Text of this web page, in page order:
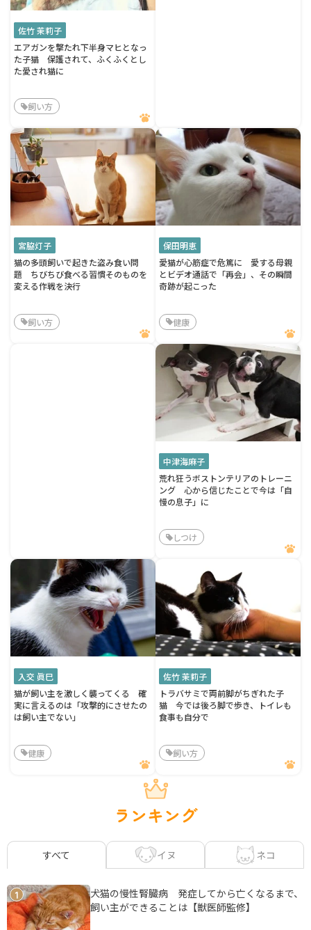
佐竹 茉莉子
エアガンを撃たれ下半身マヒとなっ
た子猫 保護されて、ふくふくとし
た愛され猫に
飼い方
宮脇灯子
猫の多頭飼いで起きた盗み食い問
題 ちびちび食べる習慣そのものを
変える作戦を決行
飼い方
保田明恵
愛猫が心筋症で危篤に 愛する母親
とビデオ通話で「再会」、その瞬間
奇跡が起こった
健康
中津海麻子
荒れ狂うボストンテリアのトレーニ
ング 心から信じたことで今は「自
慢の息子」に
しつけ
入交 眞巳
猫が飼い主を激しく襲ってくる 確
実に言えるのは「攻撃的にさせたの
は飼い主でない」
健康
佐竹 茉莉子
トラバサミで両前脚がちぎれた子
猫 今では後ろ脚で歩き、トイレも
食事も自分で
飼い方
ランキング
すべて イヌ ネコ
1
犬猫の慢性腎臓病 発症してから亡くなるまで、
飼い主ができることは【獣医師監修】